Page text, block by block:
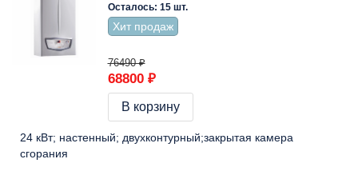
Осталось: 15 шт.
Хит продаж
76490 ₽
68800 ₽
В корзину
24 кВт настенный двухконтурный закрытая камера
сгорания